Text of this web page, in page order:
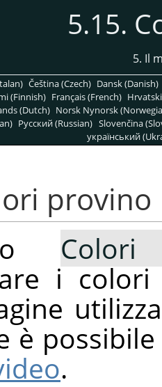
5.15.
5. Il
Čeština (Czech) Dansk (Danish)
(Finnish) Français (French)
(Dutch) Norsk Nynorsk
Pусский (Russian) Slovenčina
український
provino
i colori
è
.